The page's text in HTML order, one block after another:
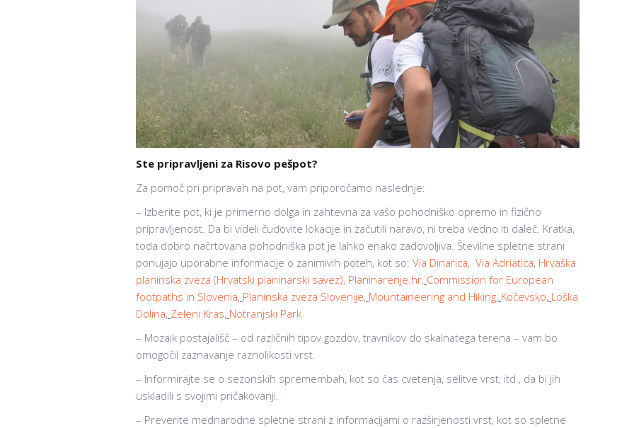
Ste pripravljeni za Risovo pešpot?
Za pomoč pri pripravah na pot, vam priporočamo naslednje:
– Izberite pot, ki je primerno dolga in zahtevna za vašo pohodniško opremo in fizično
pripravljenost. Da bi videli čudovite lokacije in začutili naravo, ni treba vedno iti daleč. Kratka,
toda dobro načrtovana pohodniška pot je lahko enako zadovoljiva. Številne spletne strani
ponujajo uporabne informacije o zanimivih poteh, kot so: Via Dinarica, Via Adriatica, Hrvaška
planinska zveza (Hrvatski planinarski savez), Planinarenje.hr, Commission for European
footpaths in Slovenia, Planinska zveza Slovenije, Mountaineering and Hiking, Kočevsko, Loška
Dolina, Zeleni Kras, Notranjski Park
– Mozaik postajališč – od različnih tipov gozdov, travnikov do skalnatega terena – vam bo
omogočil zaznavanje raznolikosti vrst.
– Informirajte se o sezonskih spremembah, kot so čas cvetenja, selitve vrst, itd., da bi jih
uskladili s svojimi pričakovanji.
– Preverite mednarodne spletne strani z informacijami o razširjenosti vrst, kot so spletne